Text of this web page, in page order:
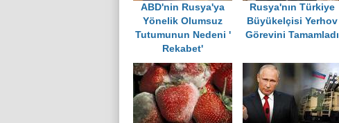
ABD'nin Rusya'ya
Yönelik Olumsuz
Tutumunun Nedeni '
Rekabet'
Rusya'nın Türkiye
Büyükelçisi Yerhov
Görevini Tamamladı